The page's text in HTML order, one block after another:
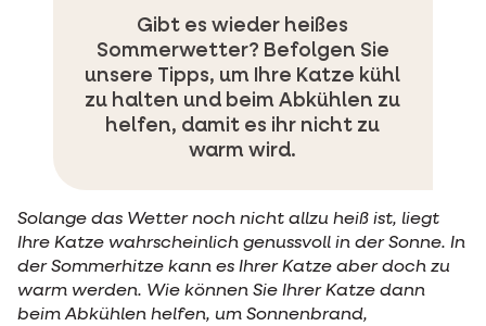
Gibt es wieder heißes
Sommerwetter? Befolgen Sie
unsere Tipps, um Ihre Katze kühl
zu halten und beim Abkühlen zu
helfen, damit es ihr nicht zu
warm wird.
Solange das Wetter noch nicht allzu heiß ist, liegt
Ihre Katze wahrscheinlich genussvoll in der Sonne. In
der Sommerhitze kann es Ihrer Katze aber doch zu
warm werden. Wie können Sie Ihrer Katze dann
beim Abkühlen helfen, um Sonnenbrand,